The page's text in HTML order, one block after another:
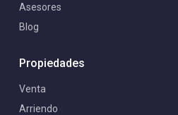
Asesores
Blog
Propiedades
Venta
Arriendo